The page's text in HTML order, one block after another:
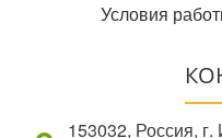
Условия
153032, Россия,